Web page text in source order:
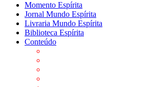
Momento Espírita
Jornal Mundo Espírita
Livraria Mundo Espírita
Biblioteca Espírita
Conteúdo